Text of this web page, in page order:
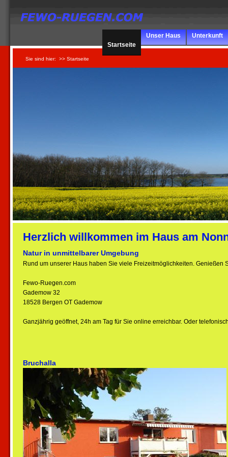
Herzlich willkommen im Haus am
Natur in unmittelbarer Umgebung
Rund um unserer Haus haben Sie viele Freizeitmöglichkeiten. Genießen
Fewo-Ruegen.com
Gademow 32
18528 Bergen OT Gademow
Ganzjährig geöffnet, 24h am Tag für Sie online erreichbar. Oder
Bruchalla
Sie sind hier: >> Startseite
Startseite
Unser Haus Unterkunft